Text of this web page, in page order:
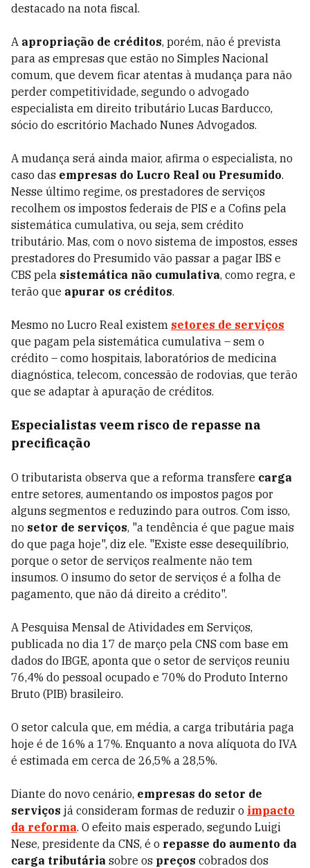
destacado na nota fiscal.
A apropriação de créditos, porém, não é prevista
para as empresas que estão no Simples Nacional
comum, que devem ficar atentas à mudança para não
perder competitividade, segundo o advogado
especialista em direito tributário Lucas Barducco,
sócio do escritório Machado Nunes Advogados.
A mudança será ainda maior, afirma o especialista, no
caso das empresas do Lucro Real ou Presumido.
Nesse último regime, os prestadores de serviços
recolhem os impostos federais de PIS e a Cofins pela
sistemática cumulativa, ou seja, sem crédito
tributário. Mas, com o novo sistema de impostos, esses
prestadores do Presumido vão passar a pagar IBS e
CBS pela sistemática não cumulativa, como regra, e
terão que apurar os créditos.
Mesmo no Lucro Real existem setores de serviços
que pagam pela sistemática cumulativa – sem o
crédito – como hospitais, laboratórios de medicina
diagnóstica, telecom, concessão de rodovias, que terão
que se adaptar à apuração de créditos.
Especialistas veem risco de repasse na
precificação
O tributarista observa que a reforma transfere carga
entre setores, aumentando os impostos pagos por
alguns segmentos e reduzindo para outros. Com isso,
no setor de serviços, "a tendência é que pague mais
do que paga hoje", diz ele. "Existe esse desequilíbrio,
porque o setor de serviços realmente não tem
insumos. O insumo do setor de serviços é a folha de
pagamento, que não dá direito a crédito".
A Pesquisa Mensal de Atividades em Serviços,
publicada no dia 17 de março pela CNS com base em
dados do IBGE, aponta que o setor de serviços reuniu
76,4% do pessoal ocupado e 70% do Produto Interno
Bruto (PIB) brasileiro.
O setor calcula que, em média, a carga tributária paga
hoje é de 16% a 17%. Enquanto a nova alíquota do IVA
é estimada em cerca de 26,5% a 28,5%.
Diante do novo cenário, empresas do setor de
serviços já consideram formas de reduzir o impacto
da reforma. O efeito mais esperado, segundo Luigi
Nese, presidente da CNS, é o repasse do aumento da
carga tributária sobre os preços cobrados dos